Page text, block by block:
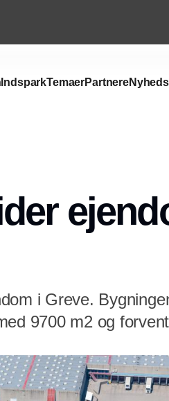
IndsparkTemaerPartnere
i Greve.
9700 m2 og